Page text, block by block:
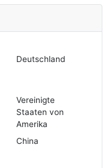
Deutschland
Vereinigte
Staaten von
Amerika
China